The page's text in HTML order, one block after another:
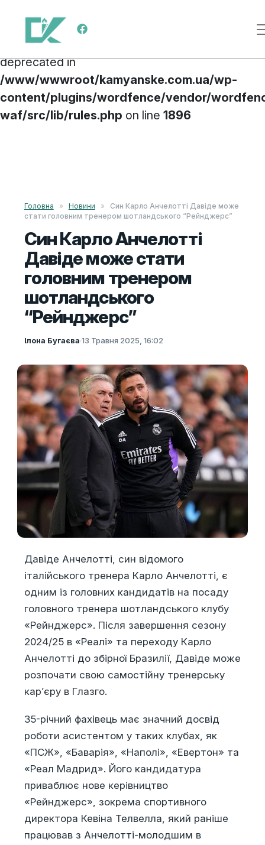
Deprecated
: preg_replace(): Passing null to
parameter #3 ($subject) of type array|string is
deprecated in
/www/wwwroot/kamyanske.com.ua/wp-
content/plugins/wordfence/vendor/
waf/src/lib/rules.php on line 1896
Main Navigation
Головна » Новини »
Син Карло Анчелотті Давіде може
стати головним тренером шотландського “Рейнджерс”
Син Карло Анчелотті
Давіде може стати
головним тренером
шотландського
“Рейнджерс”
Ілона Бугаєва·13 Травня 2025, 16:02
Давіде Анчелотті, син відомого
італійського тренера Карло Анчелотті, є
одним із головних кандидатів на посаду
головного тренера шотландського клубу
«Рейнджерс». Після завершення сезону
2024/25 в «Реалі» та переходу Карло
Анчелотті до збірної Бразилії, Давіде може
розпочати свою самостійну тренерську
кар’єру в Глазго.
35-річний фахівець має значний досвід
роботи асистентом у таких клубах, як
«ПСЖ», «Баварія», «Наполі», «Евертон» та
«Реал Мадрид». Його кандидатура
приваблює нове керівництво
«Рейнджерс», зокрема спортивного
директора Кевіна Телвелла, який раніше
працював з Анчелотті-молодшим в